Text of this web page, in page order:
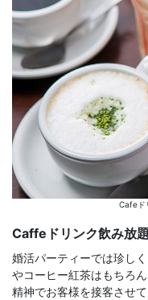
Cafeド
Caffeドリンク飲み放
婚活パーティーでは珍し
やコーヒー紅茶はもちろ
精神でお客様を接客させて